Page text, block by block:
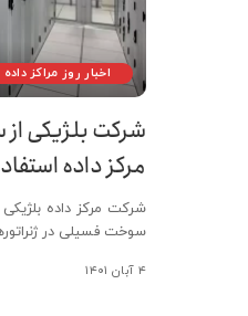
اخبار روز مراکز داده
شرکت بلژیکی از
مرکز داده
سوخت فسیلی در
۴ آبان ۱۴۰۱